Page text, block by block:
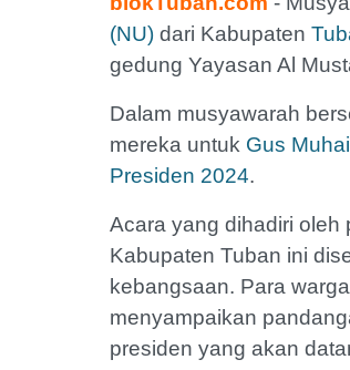
(NU) dari Kabupaten
gedung Yayasan Al
Dalam musyawarah
mereka untuk Gus
Presiden 2024.
Acara yang dihadiri oleh
Kabupaten Tuban ini
kebangsaan. Para
menyampaikan
presiden yang akan